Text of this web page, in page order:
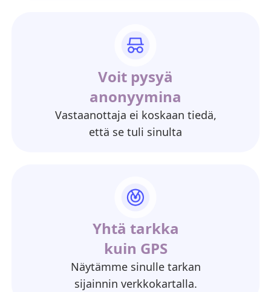
Voit pysyä
anonyymina
Vastaanottaja ei koskaan tiedä,
että se tuli sinulta
Yhtä tarkka
kuin GPS
Näytämme sinulle tarkan
sijainnin verkkokartalla.